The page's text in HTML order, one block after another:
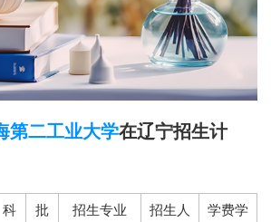
第二工业大学在辽宁招生计
科
批
招生专业
招生人
学费学